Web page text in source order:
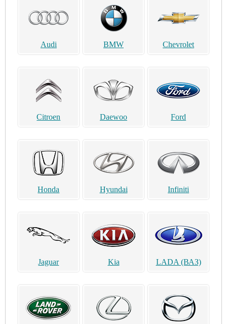
Audi BMW Chevrolet
Citroen Daewoo Ford
Honda Hyundai Infiniti
Jaguar Kia LADA (ВАЗ)